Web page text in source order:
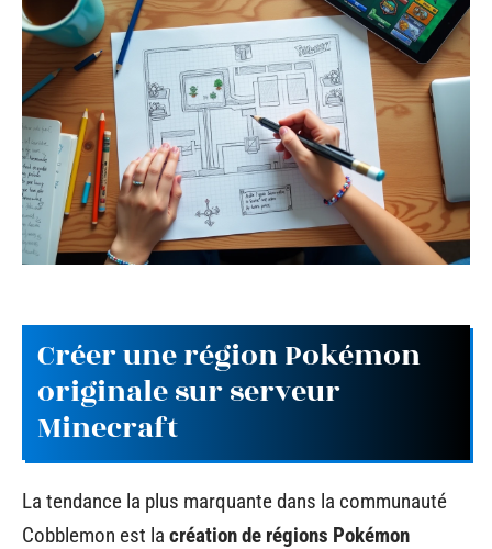
Créer une région Pokémon
originale sur serveur
Minecraft
La tendance la plus marquante dans la communauté
Cobblemon est la création de régions Pokémon